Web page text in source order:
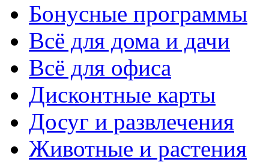
Бонусные программы
Всё для дома и дачи
Всё для офиса
Дисконтные карты
Досуг и развлечения
Животные и растения